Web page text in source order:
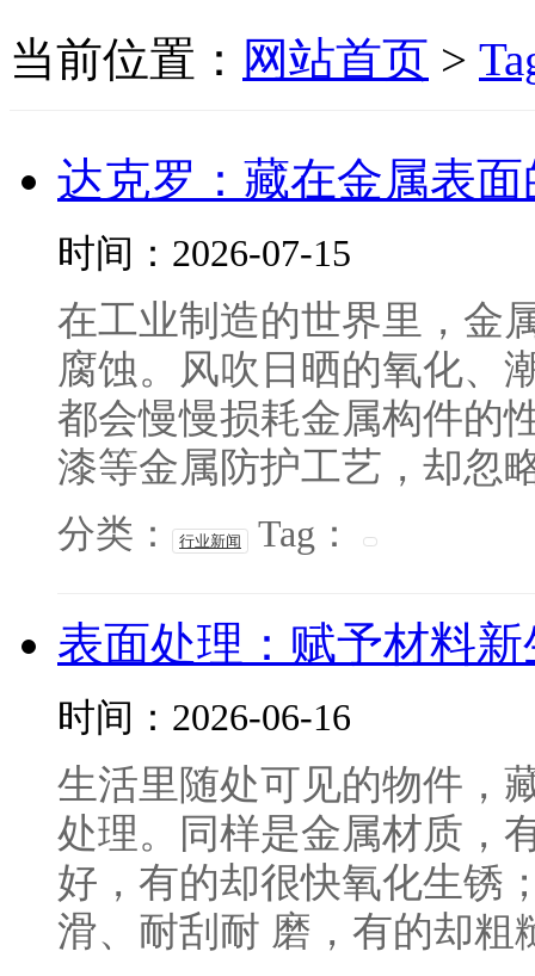
当前位置： 网站首页 >
达克罗：藏在金属表
时间：2026-07-15
在工业制造的世界里，
腐蚀。风吹日晒的氧化、
都会慢慢损耗金属构件的
漆等金属防护工艺，却忽
分类： 行业新闻 Tag：
表面处理：赋予材料
时间：2026-06-16
生活里随处可见的物件
处理。同样是金属材质，
好，有的却很快氧化生锈
滑、耐刮耐 磨，有的却粗